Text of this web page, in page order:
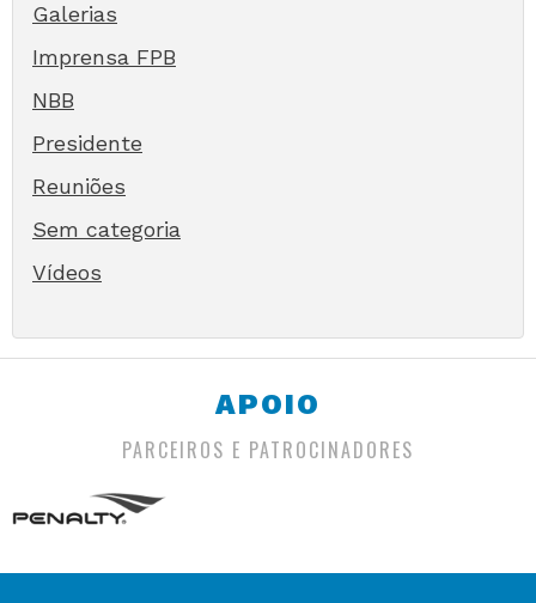
Galerias
Imprensa FPB
NBB
Presidente
Reuniões
Sem categoria
Vídeos
APOIO
PARCEIROS E PATROCINADORES